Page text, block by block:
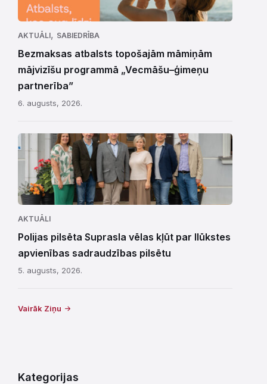
AKTUĀLI, SABIEDRĪBA
Bezmaksas atbalsts topošajām māmiņām
mājvizīšu programmā „Vecmāšu–ģimeņu
partnerība”
6. augusts, 2026.
AKTUĀLI
Polijas pilsēta Suprasla vēlas kļūt par Ilūkstes
apvienības sadraudzības pilsētu
5. augusts, 2026.
Vairāk Ziņu
Kategorijas